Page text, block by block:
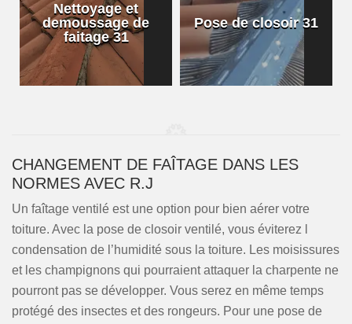
Nettoyage et
demoussage de
faitage 31
Pose de closoir 31
CHANGEMENT DE FAÎTAGE DANS LES
NORMES AVEC R.J
Un faîtage ventilé est une option pour bien aérer votre
toiture. Avec la pose de closoir ventilé, vous éviterez l
condensation de l’humidité sous la toiture. Les moisissures
et les champignons qui pourraient attaquer la charpente ne
pourront pas se développer. Vous serez en même temps
protégé des insectes et des rongeurs. Pour une pose de